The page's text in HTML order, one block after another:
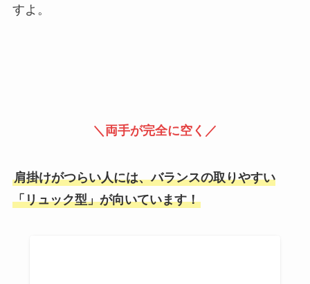
すよ。
＼両手が完全に空く／
肩掛けがつらい人には、バランスの取りやすい
「リュック型」が向いています！